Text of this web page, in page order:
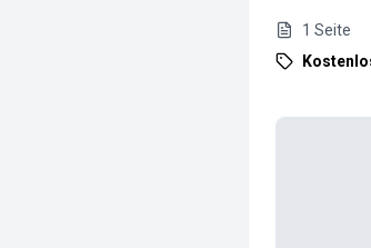
1 Seite